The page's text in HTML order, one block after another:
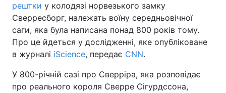
рештки у колодязі норвезького замку
Сверресборг, належать воїну середньовічної
саги, яка була написана понад 800 років тому.
Про це йдеться у дослідженні, яке опубліковане
в журналі iScience, передає CNN.
У 800-річній сазі про Сверріра, яка розповідає
про реального короля Сверре Сігурдссона,